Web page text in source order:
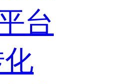
台